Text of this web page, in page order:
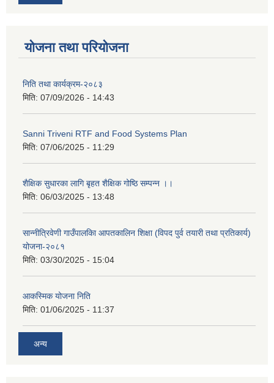
योजना तथा परियोजना
निति तथा कार्यक्रम-२०८३
मिति: 07/09/2026 - 14:43
Sanni Triveni RTF and Food Systems Plan
मिति: 07/06/2025 - 11:29
शैक्षिक सुधारका लागि बृहत शैक्षिक गोष्ठि सम्पन्न ।।
मिति: 06/03/2025 - 13:48
सान्नीत्रिवेणी गाउँपालकिा आपतकालिन शिक्षा (विपद पुर्व तयारी तथा प्रतिकार्य)
योजना-२०८१
मिति: 03/30/2025 - 15:04
आकस्मिक योजना निति
मिति: 01/06/2025 - 11:37
अन्य